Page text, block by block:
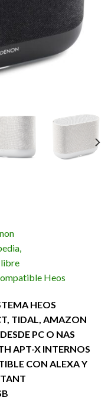
Heos
HEOS
TIDAL, AMAZON
PC O NAS
APT-X INTERNOS
CON ALEXA Y